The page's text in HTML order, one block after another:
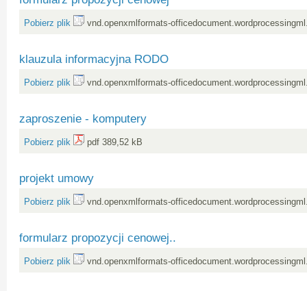
Pobierz plik vnd.openxmlformats-
klauzula informacyjna RODO
Pobierz plik vnd.openxmlformats-
zaproszenie - komputery
Pobierz plik pdf 389,52 kB
projekt umowy
Pobierz plik vnd.openxmlformats-
formularz propozycji cenowej..
Pobierz plik vnd.openxmlformats-